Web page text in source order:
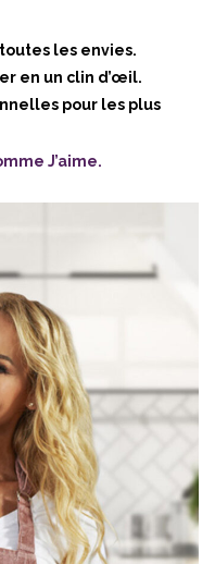
les envies.
en un clin d’œil.
pour les plus
J’aime.